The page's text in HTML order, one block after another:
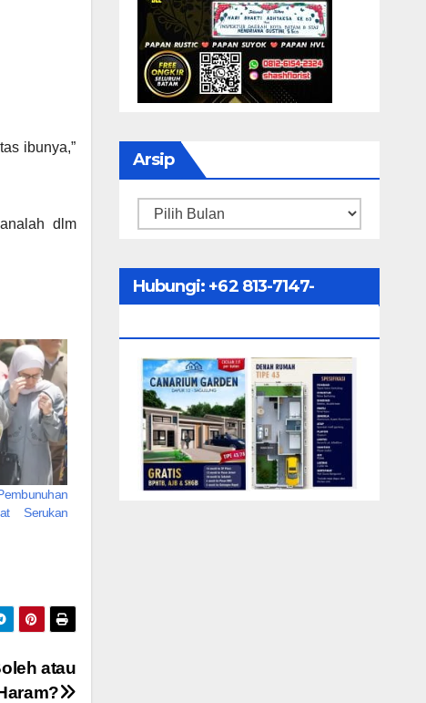
ibunya,”
dlm
Serukan
atau
Arsip
Arsip
Hubungi: ‪+62 813-7147-